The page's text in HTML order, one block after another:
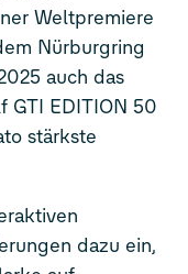
Weltpremiere
Nürburgring
auch das
GTI EDITION 50
stärkste
dazu ein,